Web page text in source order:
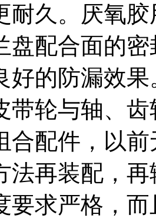
耐久。厌氧
盘配合面的
好的防漏效
带轮与轴、
合配件，以
法再装配，
要求严格，